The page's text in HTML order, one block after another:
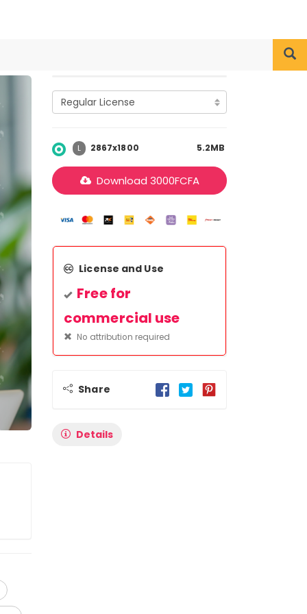
L 2867x1800 5.2MB
Download 3000FCFA
License and Use
Free for
commercial use
No attribution required
Share
Details